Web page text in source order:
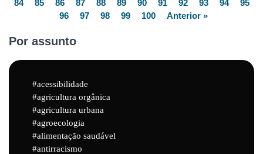
84
85 86 87 88 89 90 91 92 93 94
95
96
97 98 99 100 Anterior »
Por assunto
acessibilidade
agricultura orgânica
agricultura urbana
agroecologia
alimentação saudável
antirracismo